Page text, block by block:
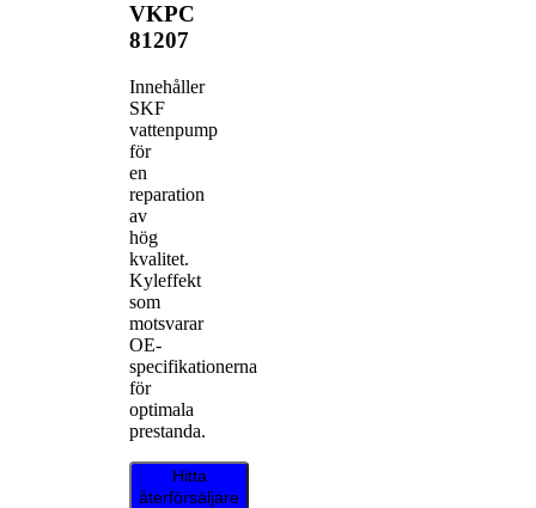
VKPC
81207
Innehåller
SKF
vattenpump
för
en
reparation
av
hög
kvalitet.
Kyleffekt
som
motsvarar
OE-
specifikationerna
för
optimala
prestanda.
Hitta
återförsäljare